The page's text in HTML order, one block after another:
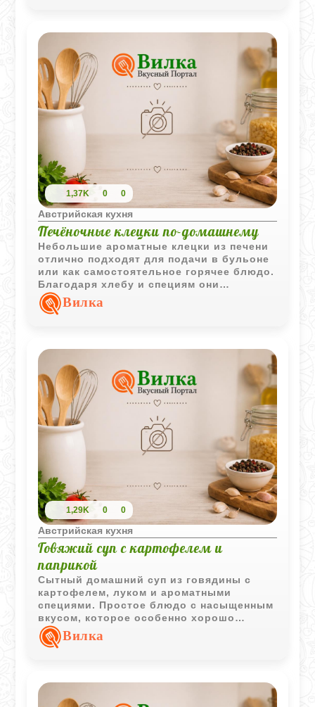
1,37K 0 0
Австрийская кухня
Печёночные клецки по-домашнему
Небольшие ароматные клецки из печени
отлично подходят для подачи в бульоне
или как самостоятельное горячее блюдо.
Благодаря хлебу и специям они
получаются мягкими и насыщенными по
вкусу.Вилка
1,29K 0 0
Австрийская кухня
Говяжий суп с картофелем и
паприкой
Сытный домашний суп из говядины с
картофелем, луком и ароматными
специями. Простое блюдо с насыщенным
вкусом, которое особенно хорошо
подходит для прохладного времени года.
Вилка